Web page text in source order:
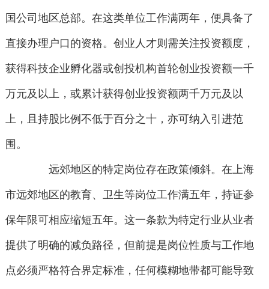
国公司地区总部。在这类单位工作满两年，便具备了
直接办理户口的资格。创业人才则需关注投资额度，
获得科技企业孵化器或创投机构首轮创业投资额一千
万元及以上，或累计获得创业投资额两千万元及以
上，且持股比例不低于百分之十，亦可纳入引进范
围。
远郊地区的特定岗位存在政策倾斜。在上海
市远郊地区的教育、卫生等岗位工作满五年，持证参
保年限可相应缩短五年。这一条款为特定行业从业者
提供了明确的减负路径，但前提是岗位性质与工作地
点必须严格符合界定标准，任何模糊地带都可能导致